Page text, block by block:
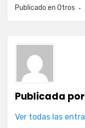
Publicado en Otros
Publicada por
Ver todas las